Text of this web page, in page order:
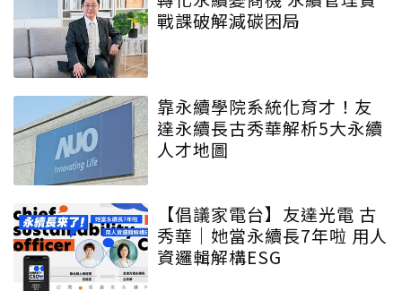
戰課破解減碳困局
靠永續學院系統化育才！友
達永續長古秀華解析5大永續
人才地圖
【倡議家電台】友達光電 古
秀華｜她當永續長7年啦 用人
資邏輯解構ESG